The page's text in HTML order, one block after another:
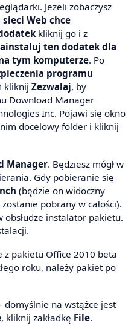
Jeżeli zobaczysz
Web chce
kliknij go i z
ten dodatek dla
tym komputerze. Po
programu
kliknij Zezwalaj, by
Download Manager
Inc. Pojawi się okno
docelowy folder i kliknij
Manager. Będziesz mógł w
Gdy pobieranie się
(będzie on widoczny
pobrany w całości).
instalator pakietu.
z pakietu Office 2010 beta
roku, należy pakiet po
domyślnie na wstążce jest
, kliknij zakładkę File.